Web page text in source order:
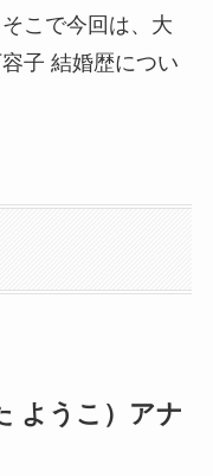
こで今回は、大
子 結婚歴につい
ようこ）アナ